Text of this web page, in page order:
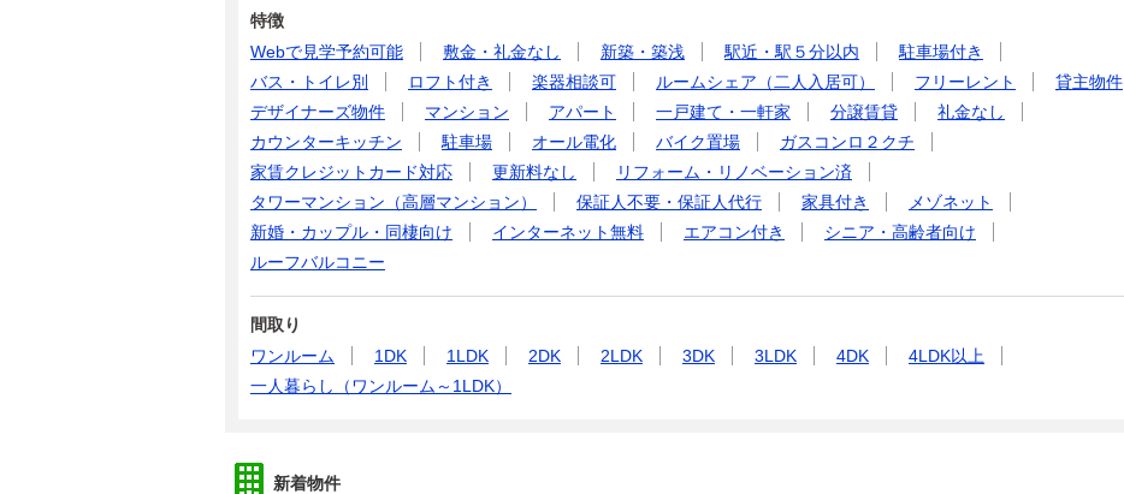
特徴
Webで見学予約可能
敷金・礼金なし 新築・築浅 駅近・駅５分以内
駐車場付き
バス・トイレ別
ロフト付き 楽器相談可 ルームシェア（二人入居可） フリーレント
貸主物件
デザイナーズ物件
マンション アパート 一戸建て・一軒家 分譲賃貸
礼金なし
カウンターキッチン
駐車場 オール電化 バイク置場
ガスコンロ２クチ
家賃クレジットカード対応
更新料なし
リフォーム・リノベーション済
タワーマンション（高層マンション）
保証人不要・保証人代行 家具付き
メゾネット
新婚・カップル・同棲向け
インターネット無料 エアコン付き
シニア・高齢者向け
ルーフバルコニー
間取り
ワンルーム
1DK 1LDK 2DK 2LDK 3DK 3LDK 4DK
4LDK以上
一人暮らし（ワンルーム～1LDK）
新着物件